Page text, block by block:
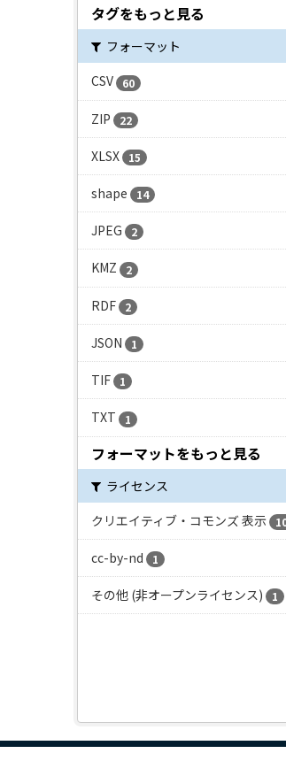
タグをもっと見る
フォーマット
CSV
60
ZIP 22
XLSX 15
shape 14
JPEG 2
KMZ 2
RDF 2
JSON 1
TIF 1
TXT 1
フォーマットをもっと見る
ライセンス
クリエイティブ・コモンズ 表示
cc-by-nd 1
その他 (非オープンライセンス) 1